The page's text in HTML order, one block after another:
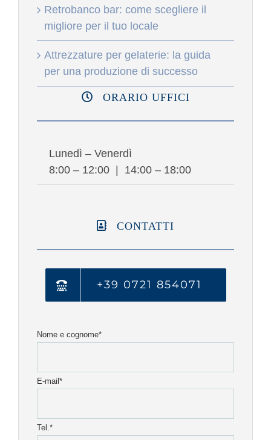
Retrobanco bar: come scegliere il
migliore per il tuo locale
Attrezzature per gelaterie: la guida
per una produzione di successo
ORARIO UFFICI
Lunedì – Venerdì
8:00 – 12:00 | 14:00 – 18:00
CONTATTI
+39 0721 854071
Nome e cognome*
E-mail*
Tel.*